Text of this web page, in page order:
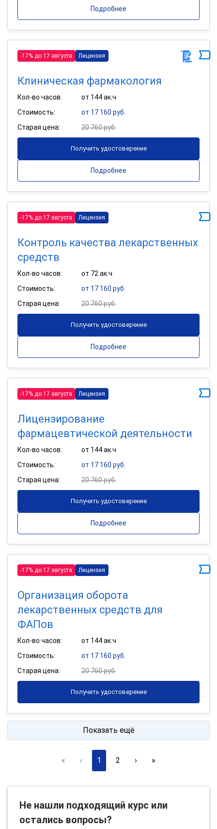
Подробнее
-17% до 17 августа Лицензия
Клиническая фармакология
Кол-во часов:
от 144 ак.ч
Стоимость:
от 17 160 руб.
Старая цена:
20 760 руб.
Получить удостоверение
Подробнее
-17% до 17 августа Лицензия
Контроль качества лекарственных
средств
Кол-во часов:
от 72 ак.ч
Стоимость:
от 17 160 руб.
Старая цена:
20 760 руб.
Получить удостоверение
Подробнее
-17% до 17 августа Лицензия
Лицензирование
фармацевтической деятельности
Кол-во часов:
от 144 ак.ч
Стоимость:
от 17 160 руб.
Старая цена:
20 760 руб.
Получить удостоверение
Подробнее
-17% до 17 августа Лицензия
Организация оборота
лекарственных средств для
ФАПов
Кол-во часов:
от 144 ак.ч
Стоимость:
от 17 160 руб.
Старая цена:
20 760 руб.
Получить удостоверение
Показать ещё
« ‹ 1 2 › »
Не нашли подходящий курс или
остались вопросы?